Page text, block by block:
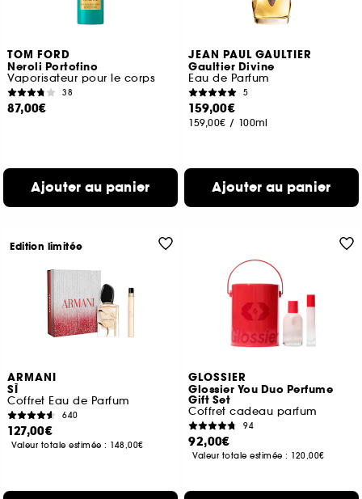
TOM FORD
Neroli Portofino
Vaporisateur pour le corps
38
87,00€
Ajouter au panier
JEAN PAUL GAULTIER
Gaultier Divine
Eau de Parfum
5
159,00€
159,00€ / 100ml
Ajouter au panier
ARMANI
SÌ
Coffret Eau de Parfum
640
127,00€
Valeur totale estimée : 148,00€
Edition limitée
GLOSSIER
Glossier You Duo Perfume
Gift Set
Coffret cadeau parfum
94
92,00€
Valeur totale estimée : 120,00€